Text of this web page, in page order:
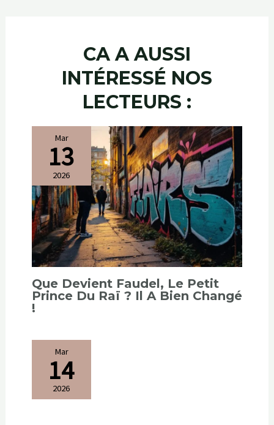
CA A AUSSI
INTÉRESSÉ NOS
LECTEURS :
Mar
13
2026
Que Devient Faudel, Le Petit
Prince Du Raï ? Il A Bien Changé
!
Mar
14
2026